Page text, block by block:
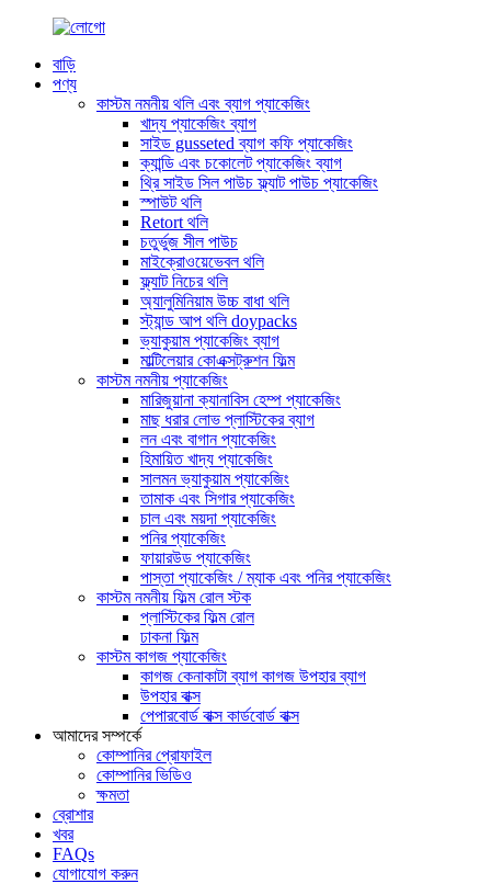
বাড়ি
পণ্য
কাস্টম নমনীয় থলি এবং ব্যাগ প্যাকেজিং
খাদ্য প্যাকেজিং ব্যাগ
সাইড gusseted ব্যাগ কফি প্যাকেজিং
ক্যান্ডি এবং চকোলেট প্যাকেজিং ব্যাগ
থ্রি সাইড সিল পাউচ ফ্ল্যাট পাউচ প্যাকেজিং
স্পাউট থলি
Retort থলি
চতুর্ভুজ সীল পাউচ
মাইক্রোওয়েভেবল থলি
ফ্ল্যাট নিচের থলি
অ্যালুমিনিয়াম উচ্চ বাধা থলি
স্ট্যান্ড আপ থলি doypacks
ভ্যাকুয়াম প্যাকেজিং ব্যাগ
মাল্টিলেয়ার কোএক্সট্রুশন ফিল্ম
কাস্টম নমনীয় প্যাকেজিং
মারিজুয়ানা ক্যানাবিস হেম্প প্যাকেজিং
মাছ ধরার লোভ প্লাস্টিকের ব্যাগ
লন এবং বাগান প্যাকেজিং
হিমায়িত খাদ্য প্যাকেজিং
সালমন ভ্যাকুয়াম প্যাকেজিং
তামাক এবং সিগার প্যাকেজিং
চাল এবং ময়দা প্যাকেজিং
পনির প্যাকেজিং
ফায়ারউড প্যাকেজিং
পাস্তা প্যাকেজিং / ম্যাক এবং পনির প্যাকেজিং
কাস্টম নমনীয় ফিল্ম রোল স্টক
প্লাস্টিকের ফিল্ম রোল
ঢাকনা ফিল্ম
কাস্টম কাগজ প্যাকেজিং
কাগজ কেনাকাটা ব্যাগ কাগজ উপহার ব্যাগ
উপহার বাক্স
পেপারবোর্ড বাক্স কার্ডবোর্ড বাক্স
আমাদের সম্পর্কে
কোম্পানির প্রোফাইল
কোম্পানির ভিডিও
ক্ষমতা
ব্রোশার
খবর
FAQs
যোগাযোগ করুন